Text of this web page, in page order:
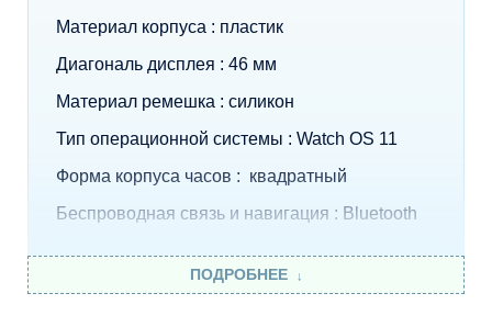
Материал корпуса : пластик
Диагональ дисплея : 46 мм
Материал ремешка : силикон
Тип операционной системы : Watch OS 11
Форма корпуса часов : квадратный
Беспроводная связь и навигация : Bluetooth
ПОДРОБНЕЕ